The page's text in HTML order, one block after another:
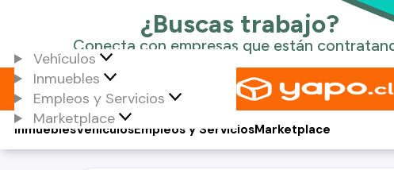
Vehículos
Inmuebles
Empleos y Servicios
Marketplace
Vehículos
Inmuebles Empleos y ServiciosMarketplace